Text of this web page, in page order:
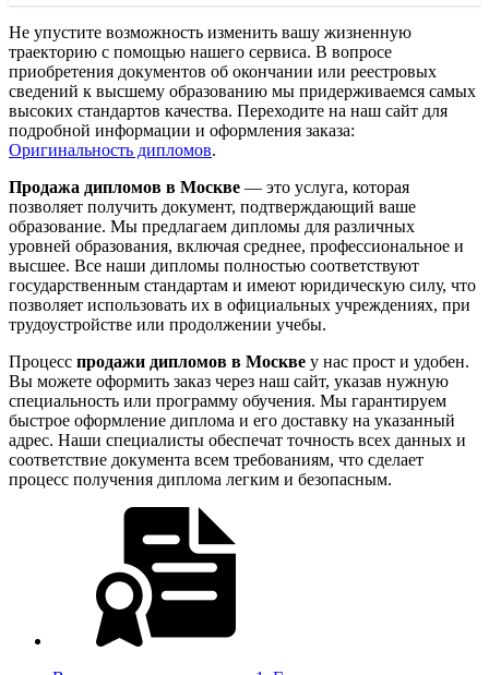
Не упустите возможность изменить вашу жизненную
траекторию с помощью нашего сервиса. В вопросе
приобретения документов об окончании или реестровых
сведений к высшему образованию мы придерживаемся самых
высоких стандартов качества. Переходите на наш сайт для
подробной информации и оформления заказа:
Оригинальность дипломов.
Продажа дипломов в Москве — это услуга, которая
позволяет получить документ, подтверждающий ваше
образование. Мы предлагаем дипломы для различных
уровней образования, включая среднее, профессиональное и
высшее. Все наши дипломы полностью соответствуют
государственным стандартам и имеют юридическую силу, что
позволяет использовать их в официальных учреждениях, при
трудоустройстве или продолжении учебы.
Процесс продажи дипломов в Москве у нас прост и удобен.
Вы можете оформить заказ через наш сайт, указав нужную
специальность или программу обучения. Мы гарантируем
быстрое оформление диплома и его доставку на указанный
адрес. Наши специалисты обеспечат точность всех данных и
соответствие документа всем требованиям, что сделает
процесс получения диплома легким и безопасным.